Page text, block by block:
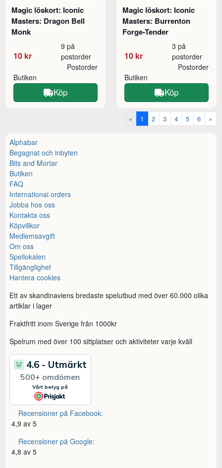
Magic löskort: Iconic
Masters: Dragon Bell
Monk
10 kr
9 på
postorder
Butiken
Postorder
Köp
Magic löskort: Iconic
Masters: Burrenton
Forge-Tender
10 kr
3 på
postorder
Butiken
Postorder
Köp
« 1 2 3 4 5 6 »
Alphabar
Begagnat och inbyten
Bits and Mortar
Butiken
FAQ
International orders
Jobba hos oss
Kontakta oss
Köpvillkor
Medlemsavgift
Om oss
Spellokalen
Tillgänglighet
Hantera cookies
Ett av skandinaviens bredaste spelutbud med över 60.000 olika
artiklar i lager
Fraktfritt inom Sverige från 1000kr
Spelrum med över 100 sittplatser och aktiviteter varje kväll
Recensioner på Facebook:
4,9 av 5
Recensioner på Google:
4,8 av 5